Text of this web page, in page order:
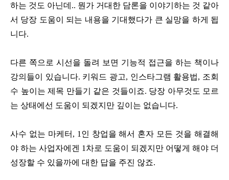
하는 것도 아닌데.. 뭔가 거대한 담론을 이야기하는 것 같아
서 당장 도움이 되는 내용을 기대했다가 큰 실망을 하게 됩
니다.
다른 쪽으로 시선을 돌려 보면 기능적 접근을 하는 책이나
강의들이 있습니다. 키워드 광고, 인스타그램 활용법, 조회
수 높이는 제목 만들기 같은 것들이죠. 당장 아무것도 모르
는 상태에선 도움이 되겠지만 깊이는 없습니다.
사수 없는 마케터, 1인 창업을 해서 혼자 모든 것을 해결해
야 하는 사업자에겐 1차로 도움이 되겠지만 어떻게 해야 더
성장할 수 있을까에 대한 답을 주진 않죠.